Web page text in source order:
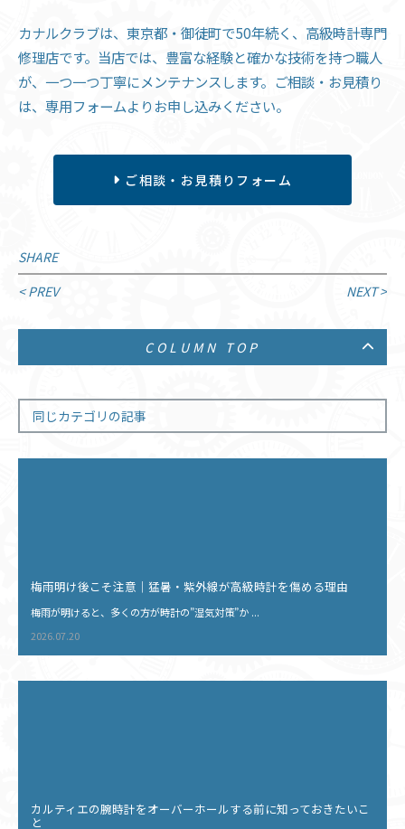
カナルクラブは、東京都・御徒町で50年続く、高級時計専門
修理店です。当店では、豊富な経験と確かな技術を持つ職人
が、一つ一つ丁寧にメンテナンスします。ご相談・お見積り
は、専用フォームよりお申し込みください。
ご相談・お見積りフォーム
SHARE
投
< PREV NEXT >
COLUMN TOP
同じカテゴリの記事
梅雨明け後こそ注意｜猛暑・紫外線が高級時計を傷める理由
梅雨が明けると、多くの方が時計の”湿気対策”か ...
2026.07.20
カルティエの腕時計をオーバーホールする前に知っておきたいこ
と